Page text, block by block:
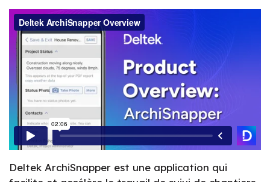
Deltek ArchiSnapper est une application qui